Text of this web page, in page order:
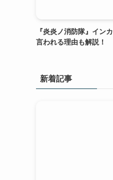
『炎炎ノ消防隊』イン
言われる理由も解説！
新着記事